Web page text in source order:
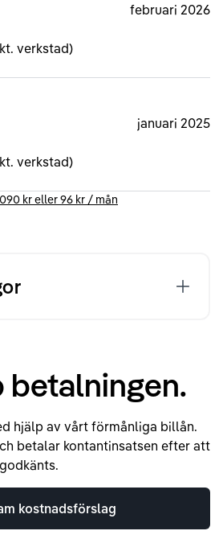
verkstad)
februari 2026
verkstad)
januari 2025
kreller96 kr / mån
betalningen.
hjälp av vårt förmånliga billån.
betalar kontantinsatsen efter att
kostnadsförslag